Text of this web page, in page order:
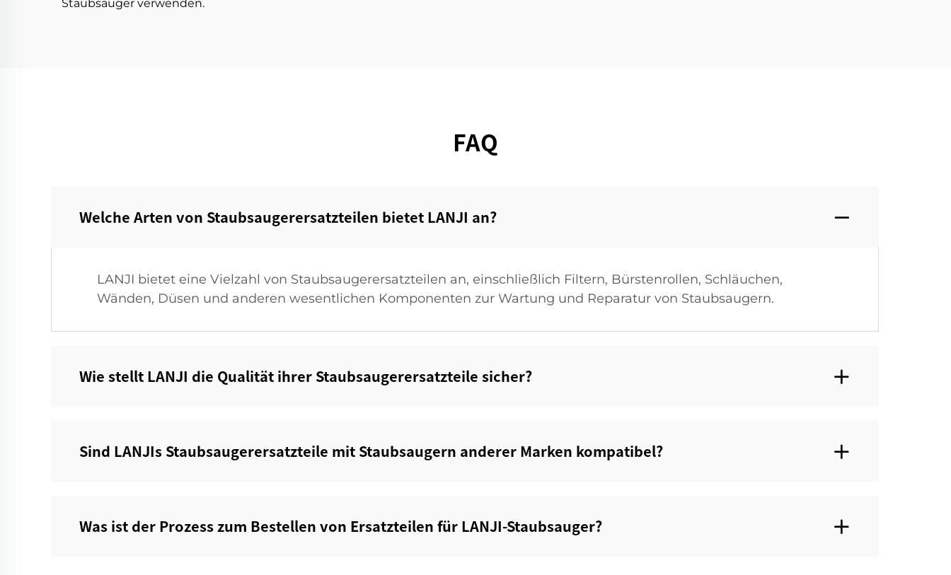
Staubsauger verwenden.
FAQ
Welche Arten von Staubsaugerersatzteilen bietet LANJI an?‌
LANJI bietet eine Vielzahl von Staubsaugerersatzteilen an, einschließlich Filtern, Bürstenrollen, Schläuchen,
Wänden, Düsen und anderen wesentlichen Komponenten zur Wartung und Reparatur von Staubsaugern.
Wie stellt LANJI die Qualität ihrer Staubsaugerersatzteile sicher?‌
Sind LANJIs Staubsaugerersatzteile mit Staubsaugern anderer Marken kompatibel?‌
Was ist der Prozess zum Bestellen von Ersatzteilen für LANJI-Staubsauger?‌